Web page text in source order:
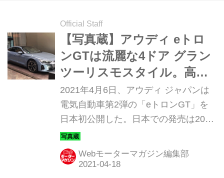
Official Staff
【写真蔵】アウディ eトロ
ンGTは流麗な4ドア グラン
ツーリスモスタイル。高性
能なRS eトロンGTも登場
2021年4月6日、アウディ ジャパンは
電気自動車第2弾の「eトロンGT」を
日本初公開した。日本での発売は2021
年秋の予定だが、まずはそのディテー
ルを写真で紹介しよう。
Webモーターマガジン編集部